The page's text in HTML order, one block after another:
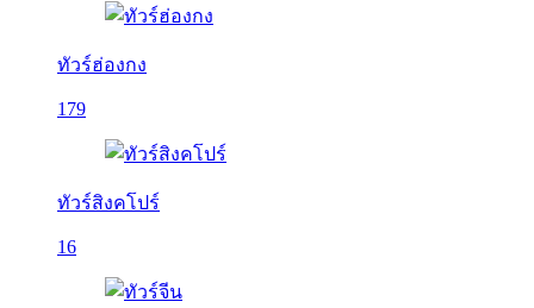
ทัวร์ฮ่องกง
179
ทัวร์สิงคโปร์
16